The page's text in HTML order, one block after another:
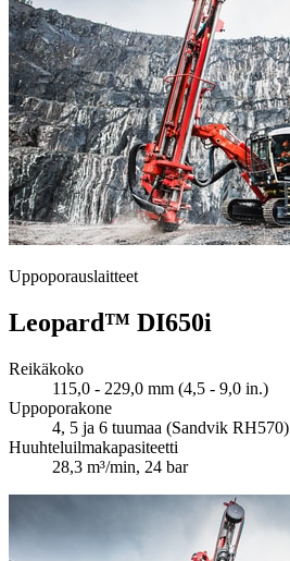
Uppoporauslaitteet
Leopard™ DI650i
Reikäkoko
115,0 - 229,0 mm (4,5 - 9,0 in.)
Uppoporakone
4, 5 ja 6 tuumaa (Sandvik RH570)
Huuhteluilmakapasiteetti
28,3 m³/min, 24 bar